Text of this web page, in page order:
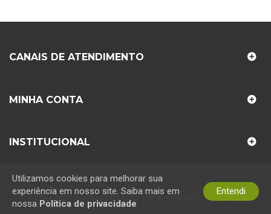
CANAIS DE ATENDIMENTO
MINHA CONTA
INSTITUCIONAL
HARMONIE AROMATERAPIA LTDA 11.938.821/0001-90
Utilizamos cookies para melhorar sua
experiência em nosso site. Saiba mais em
nossa Política de privacidade
Entendi